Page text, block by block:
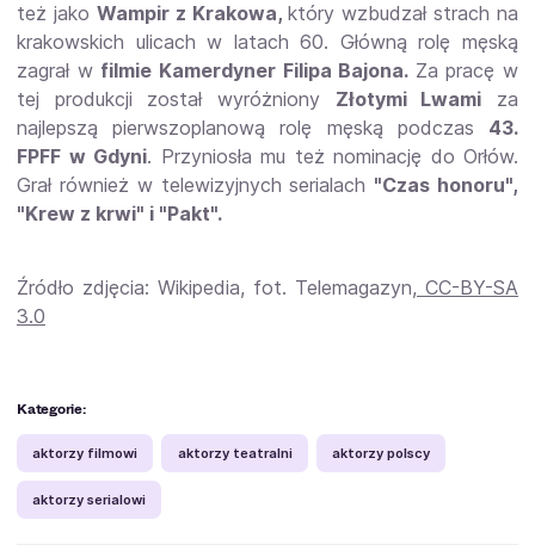
też jako Wampir z Krakowa, który wzbudzał strach na
krakowskich ulicach w latach 60. Główną rolę męską
zagrał w filmie Kamerdyner Filipa Bajona. Za pracę w
tej produkcji został wyróżniony Złotymi Lwami za
najlepszą pierwszoplanową rolę męską podczas 43.
FPFF w Gdyni. Przyniosła mu też nominację do Orłów.
Grał również w telewizyjnych serialach "Czas honoru",
"Krew z krwi" i "Pakt".
Źródło zdjęcia: Wikipedia, fot. Telemagazyn, CC-BY-SA
3.0
Kategorie:
aktorzy filmowi aktorzy teatralni aktorzy polscy
aktorzy serialowi